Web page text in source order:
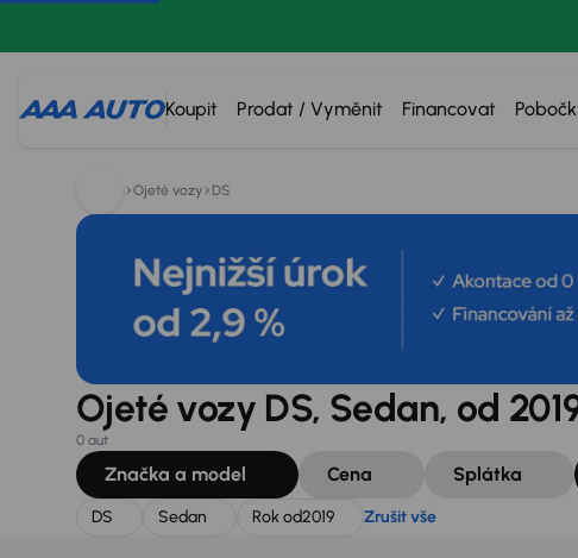
Koupit Prodat / Vyměnit Financovat
Hledáte: Zrušit vše
Ojeté vozy DS
Ojeté vozy DS, Sedan, od
0 aut
Značka a model Cena Splátka
DS Sedan Rok od2019 Zrušit vše